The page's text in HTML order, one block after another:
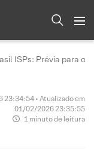
ISPs: Prévia para o
• Atualizado em
01/02/2026 23:35:55
1 minuto de leitura